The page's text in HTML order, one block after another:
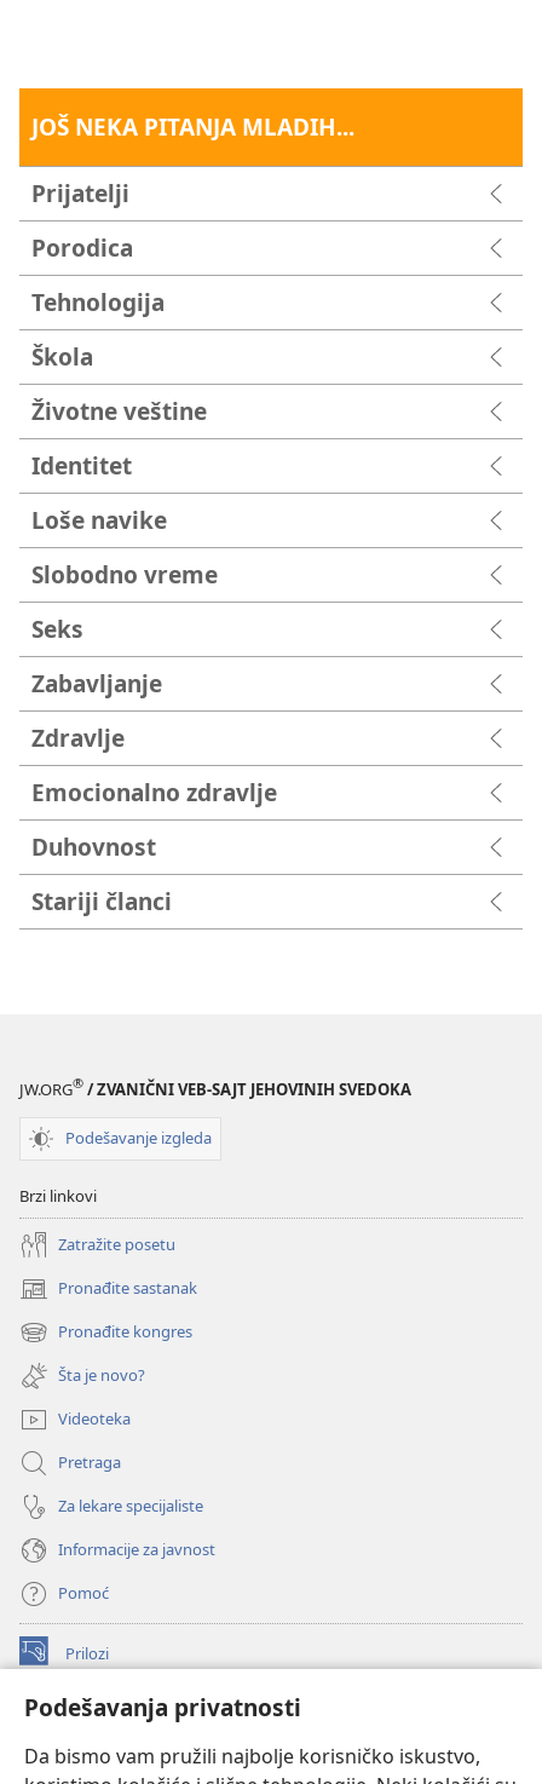
Podešavanja privatnosti
Da bismo vam pružili najbolje korisničko iskustvo,
JOŠ NEKA PITANJA MLADIH...
Prijatelji
Porodica
Tehnologija
Škola
Životne veštine
Identitet
Loše navike
Slobodno vreme
Seks
Zabavljanje
Zdravlje
Emocionalno zdravlje
Duhovnost
Stariji članci
JW.ORG® / ZVANIČNI VEB-SAJT JEHOVINIH SVEDOKA
Podešavanje izgleda
Brzi linkovi
Zatražite posetu
Pronađite sastanak
(otvara
novi
prozor)
Pronađite kongres
(otvara
novi
prozor)
Šta je novo?
Videoteka
Pretraga
Za lekare specijaliste
Informacije za javnost
Pomoć
Prilozi
(otvara
prozor)ONLAJN BIBLIOTEKA Watchtower
novi
prozor)JW Hub®